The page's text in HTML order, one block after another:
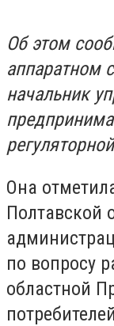
Об этом
аппаратном
начальник
Она
Полтавской
по вопросу
областной